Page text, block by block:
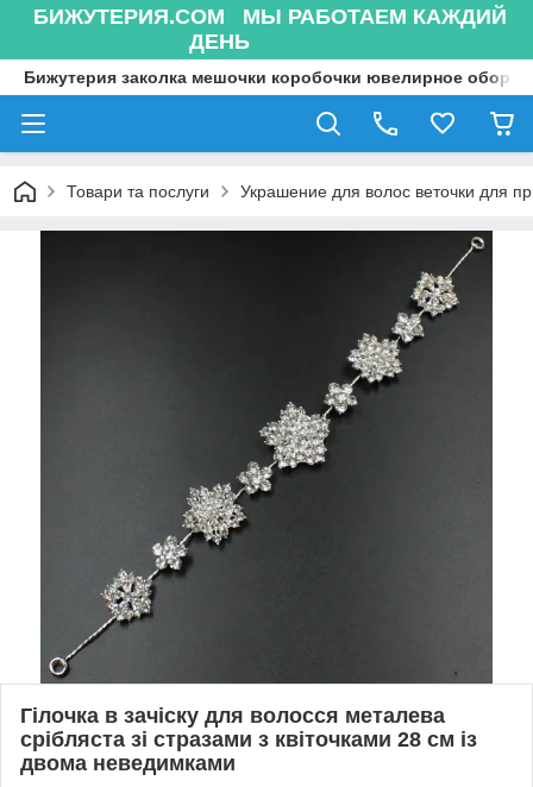
БИЖУТЕРИЯ.COM МЫ РАБОТАЕМ КАЖДИЙ
ДЕНЬ
Бижутерия заколка мешочки коробочки ювелирное
Товари та послуги Украшение для волос веточки для
Гілочка в зачіску для волосся металева
срібляста зі стразами з квіточками 28 см із
двома неведимками